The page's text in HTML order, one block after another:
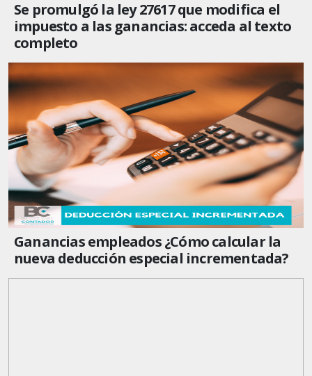
Se promulgó la ley 27617 que modifica el
impuesto a las ganancias: acceda al texto
completo
Ganancias empleados ¿Cómo calcular la
nueva deducción especial incrementada?